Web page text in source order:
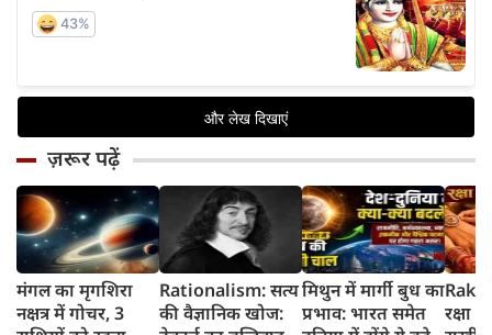
ज़रूर पढ़ें
मंगल का मृगशिरा
नक्षत्र में गोचर, 3
Rationalism: सत्य
की वैज्ञानिक खोज:
मिथुन में मार्गी बुध का
प्रभाव: भारत समेत
रक्षा